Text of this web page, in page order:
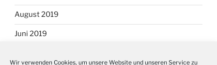
Wir verwenden Cookies, um unsere Website und unseren Service zu
August 2019
Juni 2019